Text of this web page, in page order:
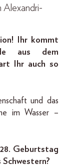
Alexandri-
Ihr kommt
aus dem
Ihr auch so
und das
im Wasser –
Geburtstag